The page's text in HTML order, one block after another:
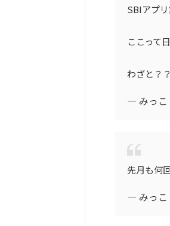
SBIアプ
ここって
わざと？
— みっこ
先月も何
— みっこ